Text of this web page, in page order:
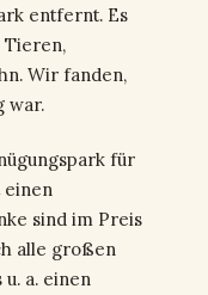
entfernt. Es
Tieren,
Wir fanden,
war.
für
einen
sind im Preis
alle großen
a. einen